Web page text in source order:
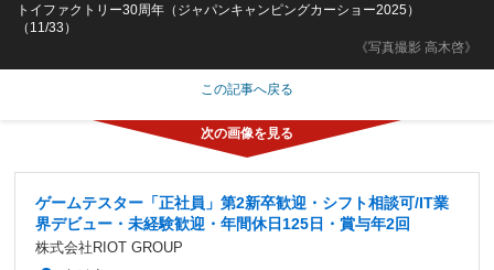
《写真撮影 高木啓》
トイファクトリー30周年（ジャパンキャンピングカーショー2025）
（11/33）
この記事へ戻る
ゲームテスター「正社員」第2新卒歓迎・シフト相談可/IT業
界デビュー・未経験歓迎・年間休日125日・賞与年2回
株式会社RIOT GROUP